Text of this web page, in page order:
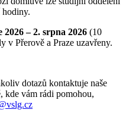
2026 – 2. srpna 2026 (10
v Přerově a Praze uzavřeny.
dotazů kontaktuje naše
kde vám rádi pomohou,